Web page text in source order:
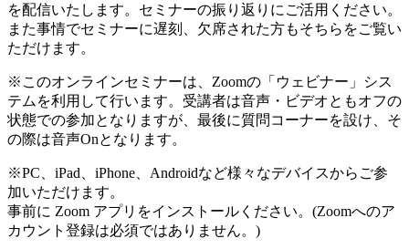
を配信いたします。セミナーの振り返りにご活用ください。
また事情でセミナーに遅刻、欠席された方もそちらをご覧い
ただけます。
※このオンラインセミナーは、Zoomの「ウェビナー」シス
テムを利用して行います。受講者は音声・ビデオともオフの
状態での参加となりますが、最後に質問コーナーを設け、そ
の際は音声Onとなります。
※PC、iPad、iPhone、Androidなど様々なデバイスからご参
加いただけます。
事前に Zoom アプリをインストールください。(Zoomへのア
カウント登録は必須ではありません。)